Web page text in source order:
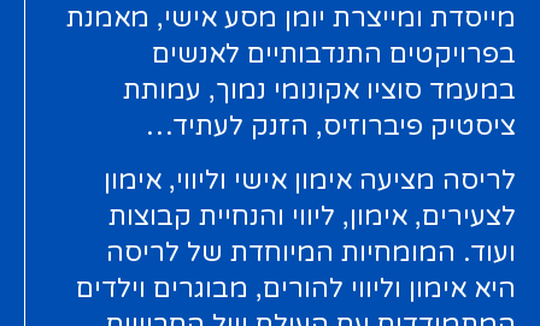
מייסדת ומייצרת יומן מסע אישי, מאמנת
בפרויקטים התנדבותיים לאנשים
במעמד סוציו אקונומי נמוך, עמותת
ציסטיק פיברוזיס, הזנק לעתיד…
לריסה מציעה אימון אישי וליווי, אימון
לצעירים, אימון, ליווי והנחיית קבוצות
ועוד. המומחיות המיוחדת של לריסה
היא אימון וליווי להורים, מבוגרים וילדים